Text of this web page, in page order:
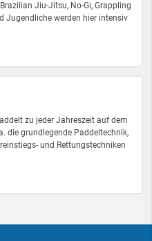
Jiu-Jitsu, No-Gi, Grappling
Jugendliche werden hier intensiv
zu jeder Jahreszeit auf dem
die grundlegende Paddeltechnik,
und Rettungstechniken